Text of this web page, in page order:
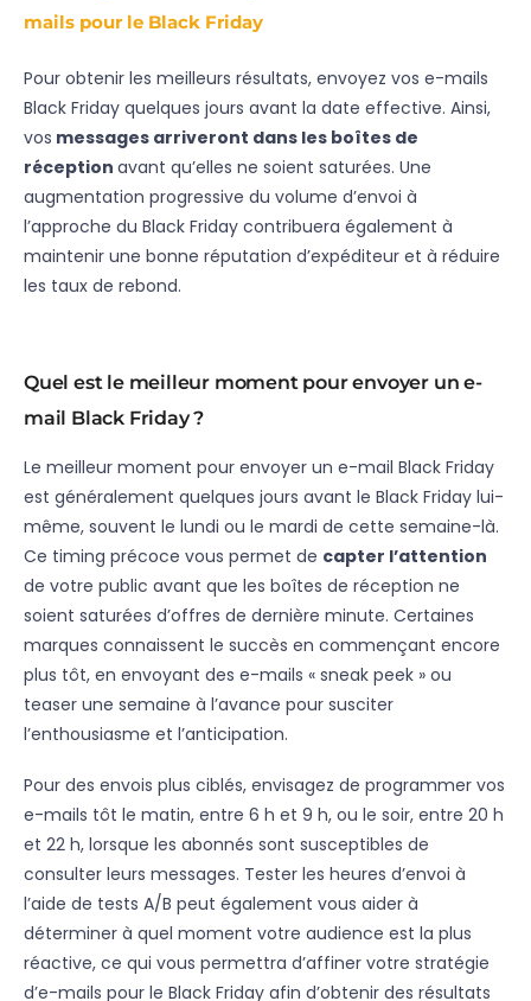
mails pour le Black Friday
Pour obtenir les meilleurs résultats, envoyez vos e-mails
Black Friday quelques jours avant la date effective. Ainsi,
vos messages arriveront dans les boîtes de
réception avant qu’elles ne soient saturées. Une
augmentation progressive du volume d’envoi à
l’approche du Black Friday contribuera également à
maintenir une bonne réputation d’expéditeur et à réduire
les taux de rebond.
Quel est le meilleur moment pour envoyer un e-
mail Black Friday ?
Le meilleur moment pour envoyer un e-mail Black Friday
est généralement quelques jours avant le Black Friday lui-
même, souvent le lundi ou le mardi de cette semaine-là.
Ce timing précoce vous permet de capter l’attention
de votre public avant que les boîtes de réception ne
soient saturées d’offres de dernière minute. Certaines
marques connaissent le succès en commençant encore
plus tôt, en envoyant des e-mails « sneak peek » ou
teaser une semaine à l’avance pour susciter
l’enthousiasme et l’anticipation.
Pour des envois plus ciblés, envisagez de programmer vos
e-mails tôt le matin, entre 6 h et 9 h, ou le soir, entre 20 h
et 22 h, lorsque les abonnés sont susceptibles de
consulter leurs messages. Tester les heures d’envoi à
l’aide de tests A/B peut également vous aider à
déterminer à quel moment votre audience est la plus
réactive, ce qui vous permettra d’affiner votre stratégie
d’e-mails pour le Black Friday afin d’obtenir des résultats